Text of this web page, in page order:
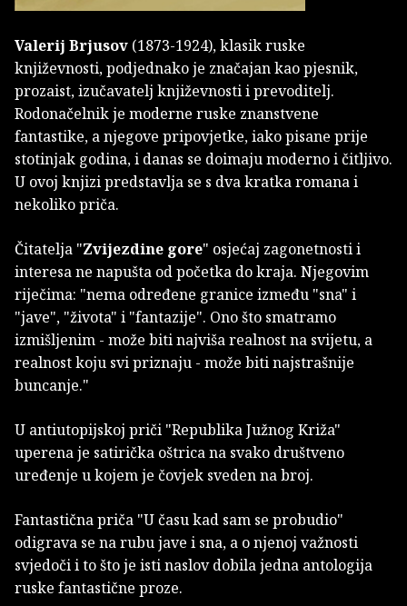
Valerij Brjusov (1873-1924), klasik ruske
književnosti, podjednako je značajan kao pjesnik,
prozaist, izučavatelj književnosti i prevoditelj.
Rodonačelnik je moderne ruske znanstvene
fantastike, a njegove pripovjetke, iako pisane prije
stotinjak godina, i danas se doimaju moderno i čitljivo.
U ovoj knjizi predstavlja se s dva kratka romana i
nekoliko priča.
Čitatelja "Zvijezdine gore" osjećaj zagonetnosti i
interesa ne napušta od početka do kraja. Njegovim
riječima: "nema određene granice između "sna" i
"jave", "života" i "fantazije". Ono što smatramo
izmišljenim - može biti najviša realnost na svijetu, a
realnost koju svi priznaju - može biti najstrašnije
buncanje."
U antiutopijskoj priči "Republika Južnog Križa"
uperena je satirička oštrica na svako društveno
uređenje u kojem je čovjek sveden na broj.
Fantastična priča "U času kad sam se probudio"
odigrava se na rubu jave i sna, a o njenoj važnosti
svjedoči i to što je isti naslov dobila jedna antologija
ruske fantastične proze.